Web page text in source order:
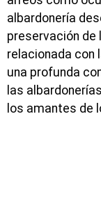
albardonería
preservación
relacionada con
una profunda
las
los amantes de